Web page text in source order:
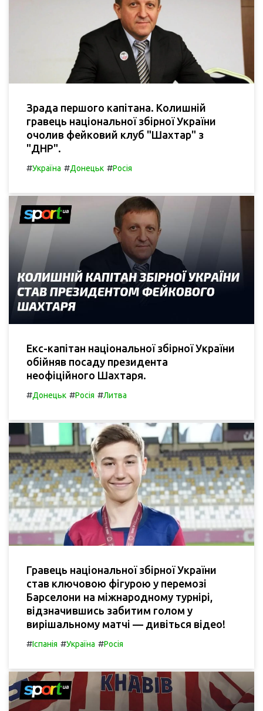
Зрада першого капітана. Колишній
гравець національної збірної України
очолив фейковий клуб "Шахтар" з
"ДНР".
#Україна #Донецьк #Росія
Екс-капітан національної збірної України
обійняв посаду президента
неофіційного Шахтаря.
#Донецьк #Росія #Литва
Гравець національної збірної України
став ключовою фігурою у перемозі
Барселони на міжнародному турнірі,
відзначившись забитим голом у
вирішальному матчі — дивіться відео!
#Іспанія #Україна #Росія